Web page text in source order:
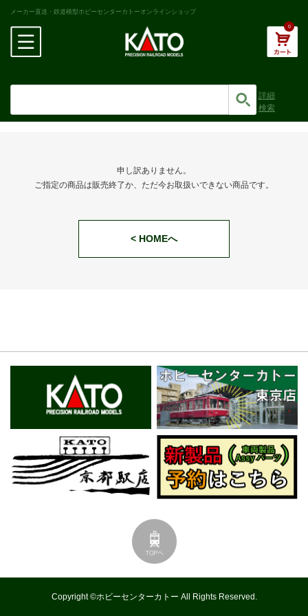
メーカー直送・鉄道模型ホビーセンターカトーオンラインショップ
0
詳細
検索
申し訳ありません。
ご指定の商品は販売終了か、ただ今お取扱いできない商品です。
< HOMEへ
Copyright ©ホビーセンターカトー All Rights Reserved.